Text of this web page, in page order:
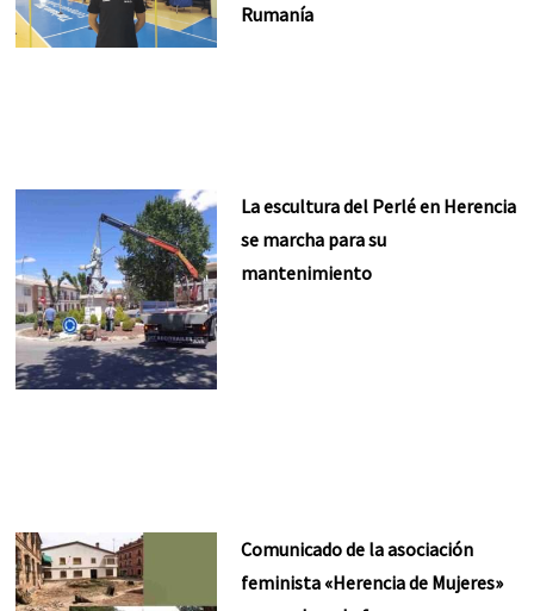
Rumanía
La escultura del Perlé en Herencia
se marcha para su
mantenimiento
Comunicado de la asociación
feminista «Herencia de Mujeres»